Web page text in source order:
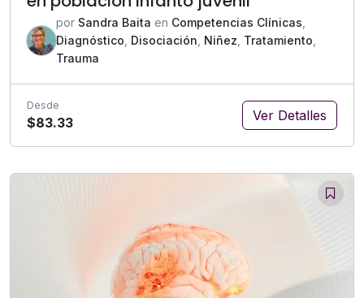
por Sandra Baita en Competencias Clínicas
Diagnóstico Disociación Niñez Tratamiento
Trauma
Desde
$83.33 Ver Detalles